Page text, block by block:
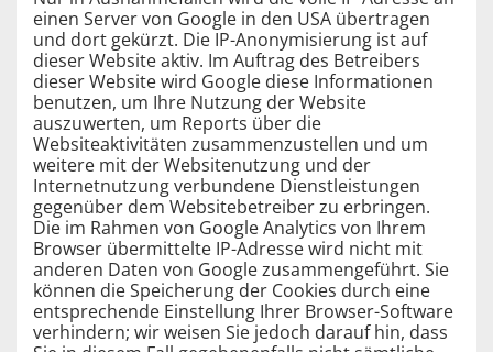
einen Server von Google in den USA übertragen
und dort gekürzt. Die IP-Anonymisierung ist auf
dieser Website aktiv. Im Auftrag des Betreibers
dieser Website wird Google diese Informationen
benutzen, um Ihre Nutzung der Website
auszuwerten, um Reports über die
Websiteaktivitäten zusammenzustellen und um
weitere mit der Websitenutzung und der
Internetnutzung verbundene Dienstleistungen
gegenüber dem Websitebetreiber zu erbringen.
Die im Rahmen von Google Analytics von Ihrem
Browser übermittelte IP-Adresse wird nicht mit
anderen Daten von Google zusammengeführt. Sie
können die Speicherung der Cookies durch eine
entsprechende Einstellung Ihrer Browser-Software
verhindern; wir weisen Sie jedoch darauf hin, dass